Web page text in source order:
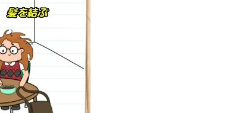
、ノート3冊をカバンに入れる。